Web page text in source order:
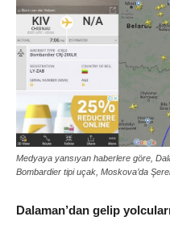
Medyaya yansıyan haberlere göre,
Bombardier tipi uçak, Moskova’da
Dalaman’dan gelip